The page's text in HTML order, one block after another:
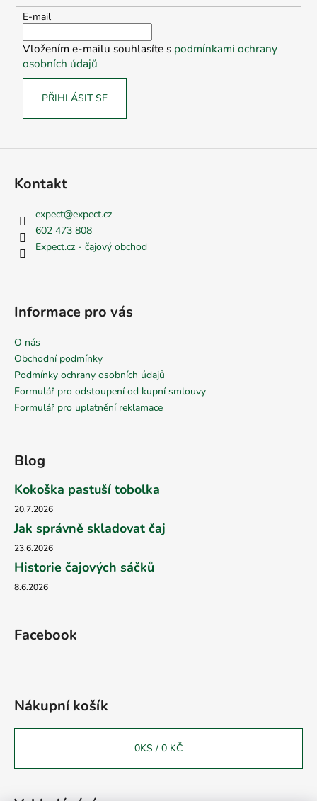
E-mail
Vložením e-mailu souhlasíte s podmínkami ochrany
osobních údajů
PŘIHLÁSIT SE
Kontakt
expect@expect.cz
602 473 808
Expect.cz - čajový obchod
Informace pro vás
O nás
Obchodní podmínky
Podmínky ochrany osobních údajů
Formulář pro odstoupení od kupní smlouvy
Formulář pro uplatnění reklamace
Blog
Kokoška pastuší tobolka
20.7.2026
Jak správně skladovat čaj
23.6.2026
Historie čajových sáčků
8.6.2026
Facebook
Nákupní košík
0KS / 0 KČ